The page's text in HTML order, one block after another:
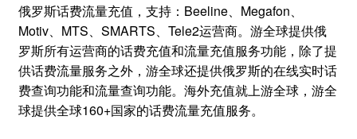
俄罗斯话费流量充值，支持：Beeline、Megafon、
Motiv、MTS、SMARTS、Tele2运营商。游全球提供俄
罗斯所有运营商的话费充值和流量充值服务功能，除了提
供话费流量服务之外，游全球还提供俄罗斯的在线实时话
费查询功能和流量查询功能。海外充值就上游全球，游全
球提供全球160+国家的话费流量充值服务。